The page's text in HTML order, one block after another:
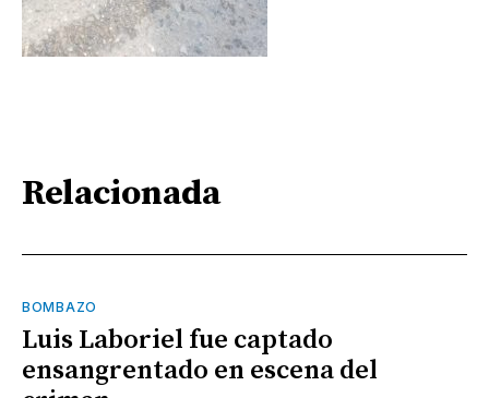
Relacionada
BOMBAZO
Luis Laboriel fue captado
ensangrentado en escena del